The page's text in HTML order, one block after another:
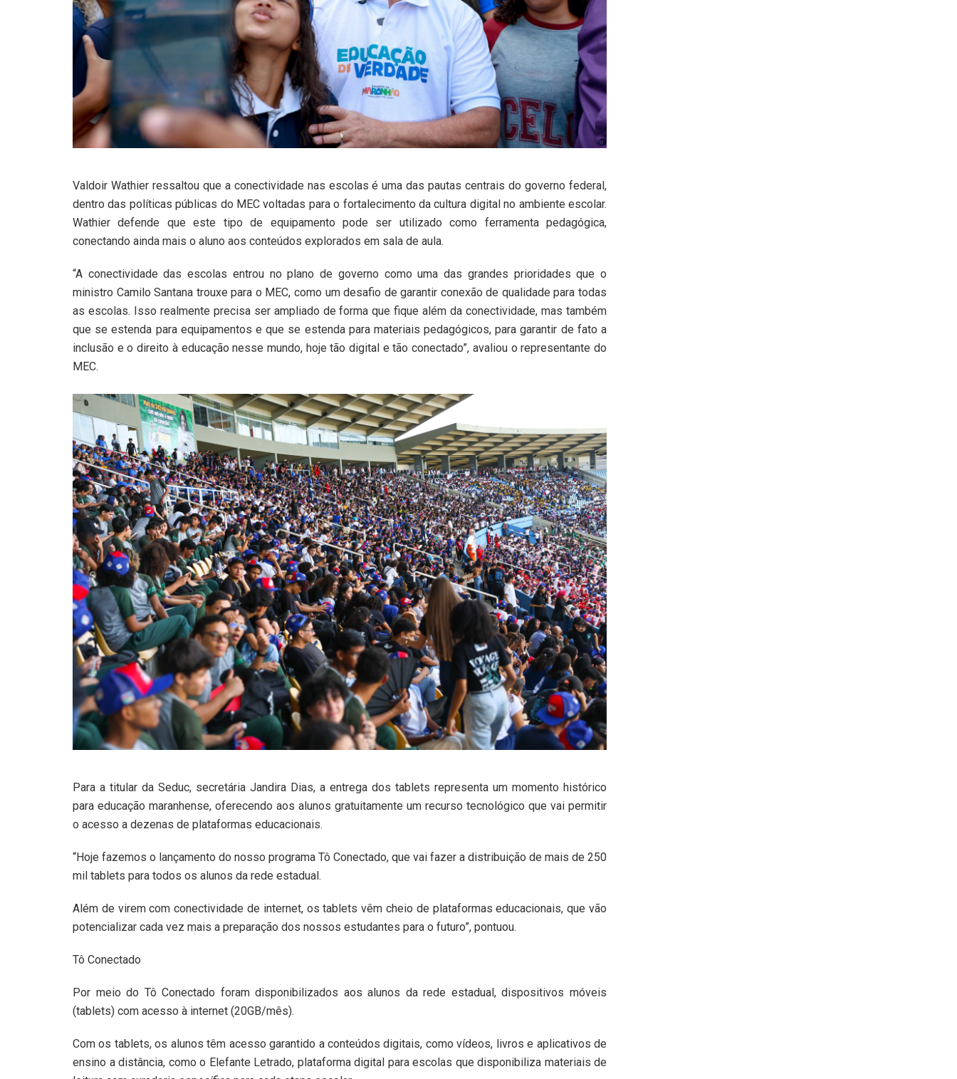
Valdoir Wathier ressaltou que a conectividade nas escolas é uma das pautas centrais do governo federal,
dentro das políticas públicas do MEC voltadas para o fortalecimento da cultura digital no ambiente escolar.
Wathier defende que este tipo de equipamento pode ser utilizado como ferramenta pedagógica,
conectando ainda mais o aluno aos conteúdos explorados em sala de aula.
“A conectividade das escolas entrou no plano de governo como uma das grandes prioridades que o
ministro Camilo Santana trouxe para o MEC, como um desafio de garantir conexão de qualidade para todas
as escolas. Isso realmente precisa ser ampliado de forma que fique além da conectividade, mas também
que se estenda para equipamentos e que se estenda para materiais pedagógicos, para garantir de fato a
inclusão e o direito à educação nesse mundo, hoje tão digital e tão conectado”, avaliou o representante do
MEC.
Para a titular da Seduc, secretária Jandira Dias, a entrega dos tablets representa um momento histórico
para educação maranhense, oferecendo aos alunos gratuitamente um recurso tecnológico que vai permitir
o acesso a dezenas de plataformas educacionais.
“Hoje fazemos o lançamento do nosso programa Tô Conectado, que vai fazer a distribuição de mais de 250
mil tablets para todos os alunos da rede estadual.
Além de virem com conectividade de internet, os tablets vêm cheio de plataformas educacionais, que vão
potencializar cada vez mais a preparação dos nossos estudantes para o futuro”, pontuou.
Tô Conectado
Por meio do Tô Conectado foram disponibilizados aos alunos da rede estadual, dispositivos móveis
(tablets) com acesso à internet (20GB/mês).
Com os tablets, os alunos têm acesso garantido a conteúdos digitais, como vídeos, livros e aplicativos de
ensino a distância, como o Elefante Letrado, plataforma digital para escolas que disponibiliza materiais de